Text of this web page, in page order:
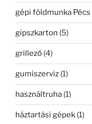
gépi földmunka Pécs
gipszkarton (5)
grillező (4)
gumiszerviz (1)
használtruha (1)
háztartási gépek (1)